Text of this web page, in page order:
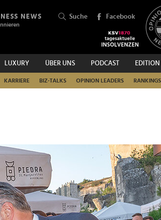
NEWS Suche Facebook
LUXURY ÜBER UNS PODCAST EDITION
KARRIERE BIZ-TALKS OPINION LEADERS RANKINGS
SUCHEN